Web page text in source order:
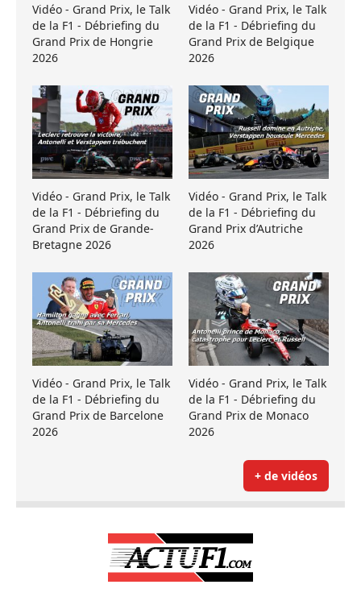
Vidéo - Grand Prix, le Talk
de la F1 - Débriefing du
Grand Prix de Hongrie
2026
Vidéo - Grand Prix, le Talk
de la F1 - Débriefing du
Grand Prix de Belgique
2026
Vidéo - Grand Prix, le Talk
de la F1 - Débriefing du
Grand Prix de Grande-
Bretagne 2026
Vidéo - Grand Prix, le Talk
de la F1 - Débriefing du
Grand Prix d’Autriche
2026
Vidéo - Grand Prix, le Talk
de la F1 - Débriefing du
Grand Prix de Barcelone
2026
Vidéo - Grand Prix, le Talk
de la F1 - Débriefing du
Grand Prix de Monaco
2026
+ de vidéos